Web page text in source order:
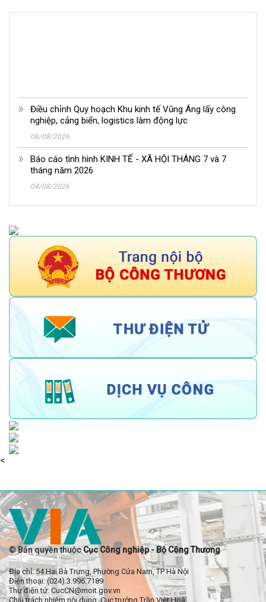
Điều chỉnh Quy hoạch Khu kinh tế Vũng Áng lấy công
nghiệp, cảng biển, logistics làm động lực
06/08/2026
Báo cáo tình hình KINH TẾ - XÃ HỘI THÁNG 7 và 7
tháng năm 2026
04/08/2026
05/08/2026
<
© Bản quyền thuộcCục Công nghiệp - Bộ Công Thương
Địa chỉ: 54 Hai Bà Trưng, Phường Cửa Nam, TP Hà Nội
Điện thoại: (024).3.996.7189
Thư điện tử: CucCN@moit.gov.vn
Chịu trách nhiệm nội dung: Cục trưởng Trần Việt Hoà